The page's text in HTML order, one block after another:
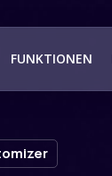
FUNKTIONEN